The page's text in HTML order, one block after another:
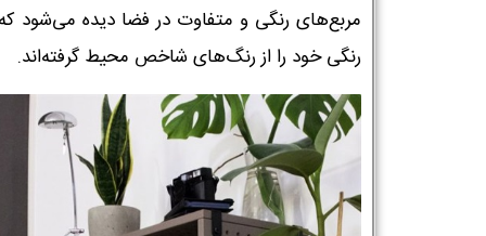
مربع‌های رنگی و متفاوت در فضا دیده می‌شود
رنگی خود را از رنگ‌های شاخص محیط گرفته‌اند.